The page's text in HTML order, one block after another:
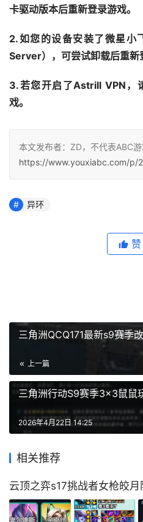
卡驱动版本后重新登录游戏。
2.如您的设备安装了微星小
Server），可尝试卸载后重新
3.若您开启了Astrill VPN，
戏。
本文发布者：ZD，不代表ABC
https://www.youxiabc.com/p/
异环
赞
三角洲QCQ171最新s9赛季
上一篇
三角洲行动S9赛季3×3鼠鼠
2026年4月22日 14:25
相关推荐
云顶之弈s17挑战者女枪皎